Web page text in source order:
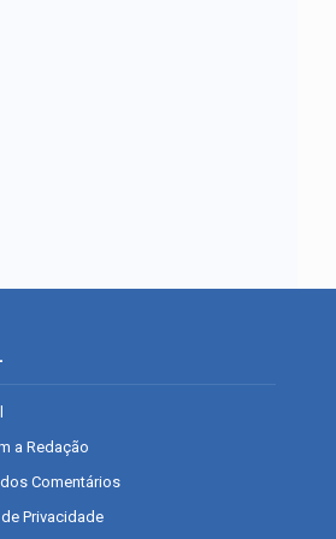
a Redação
Comentários
Privacidade